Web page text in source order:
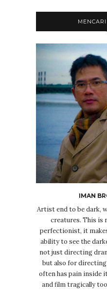
IMAN
Artist end to be dark,
creatures. This is
perfectionist, it
ability to see the
not just directing
but also for directing
often has pain inside
and film tragically